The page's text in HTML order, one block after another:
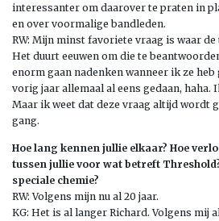
interessanter om daarover te praten in
en over voormalige bandleden.
RW: Mijn minst favoriete vraag is waar
Het duurt eeuwen om die te
enorm gaan nadenken wanneer ik ze
vorig jaar allemaal al eens gedaan, haha.
Maar ik weet dat deze vraag altijd wordt
gang.
Hoe lang kennen jullie elkaar? Hoe
tussen jullie voor wat betreft
speciale chemie?
RW: Volgens mijn nu al 20 jaar.
KG: Het is al langer Richard. Volgens mij